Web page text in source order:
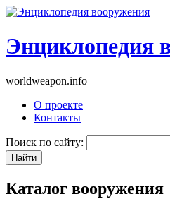
Энциклопедия
worldweapon.info
О проекте
Контакты
Поиск по сайту:
Каталог вооружения